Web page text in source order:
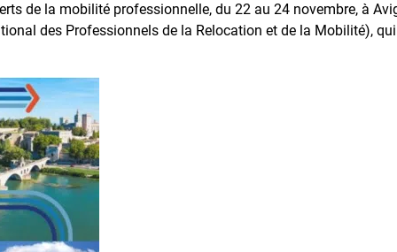
de la mobilité professionnelle, du 22 au 24 novembre, à
des Professionnels de la Relocation et de la Mobilité),